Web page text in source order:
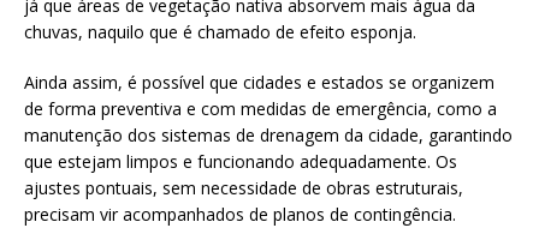
já que áreas de vegetação nativa absorvem mais água da
chuvas, naquilo que é chamado de efeito esponja.
Ainda assim, é possível que cidades e estados se organizem
de forma preventiva e com medidas de emergência, como a
manutenção dos sistemas de drenagem da cidade, garantindo
que estejam limpos e funcionando adequadamente. Os
ajustes pontuais, sem necessidade de obras estruturais,
precisam vir acompanhados de planos de contingência.